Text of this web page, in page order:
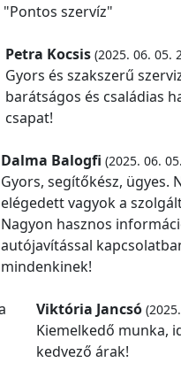
"Pontos szervíz"
Petra Kocsis (2025. 06. 05.
Gyors és szakszerű
barátságos és családias
csapat!
Dalma Balogfi (2025. 06.
Gyors, segítőkész, ügyes.
elégedett vagyok a
Nagyon hasznos
autójavítással
mindenkinek!
Viktória Jancsó
Kiemelkedő munka,
kedvező árak!